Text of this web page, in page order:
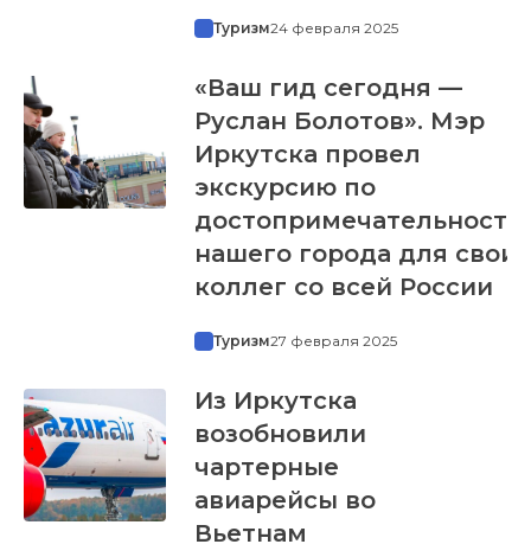
Туризм24 февраля 2025
«Ваш гид сегодня —
Руслан Болотов». Мэр
Иркутска провел
экскурсию по
нашего города для своих
коллег со всей России
Туризм27 февраля 2025
Из Иркутска
возобновили
чартерные
авиарейсы во
Вьетнам